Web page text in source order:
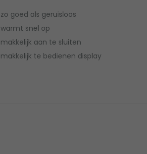
zo goed als geruisloos
warmt snel op
makkelijk aan te sluiten
makkelijk te bedienen display